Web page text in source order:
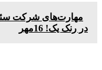
مهارت‌های شرکت
در رنک یک! 16مهر